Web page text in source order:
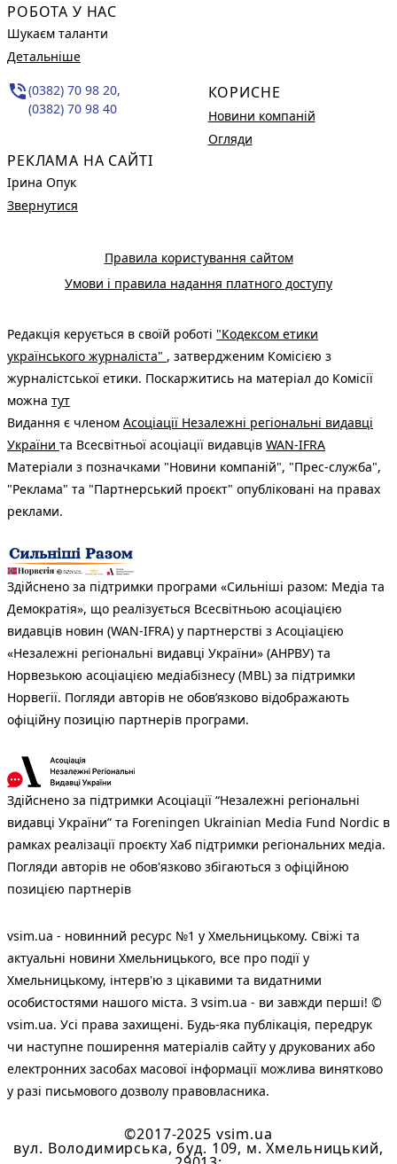
РОБОТА У НАС
Шукаєм таланти
Детальніше
phone_in_talk(0382) 70 98 20,
(0382) 70 98 40
РЕКЛАМА НА САЙТІ
Ірина Опук
Звернутися
КОРИСНЕ
Новини компаній
Огляди
Правила користування сайтом
Умови і правила надання платного доступу
Редакція керується в своїй роботі "Кодексом етики
українського журналіста" , затвердженим Комісією з
журналістської етики. Поскаржитись на матеріал до Комісії
можна тут
Видання є членом Асоціації Незалежні регіональні видавці
України та Всесвітньої асоціації видавців WAN-IFRA
Матеріали з позначками "Новини компаній", "Прес-служба",
"Реклама" та "Партнерський проєкт" опубліковані на правах
реклами.
Здійснено за підтримки програми «Сильніші разом: Медіа та
Демократія», що реалізується Всесвітньою асоціацією
видавців новин (WAN-IFRA) у партнерстві з Асоціацією
«Незалежні регіональні видавці України» (АНРВУ) та
Норвезькою асоціацією медіабізнесу (MBL) за підтримки
Норвегії. Погляди авторів не обов’язково відображають
офіційну позицію партнерів програми.
Здійснено за підтримки Асоціації “Незалежні регіональні
видавці України” та Foreningen Ukrainian Media Fund Nordic в
рамках реалізації проєкту Хаб підтримки регіональних медіа.
Погляди авторів не обов'язково збігаються з офіційною
позицією партнерів
vsim.ua - новинний ресурс №1 у Хмельницькому. Свіжі та
актуальні новини Хмельницького, все про події у
Хмельницькому, інтерв'ю з цікавими та видатними
особистостями нашого міста. З vsim.ua - ви завжди перші! ©
vsim.ua. Усі права захищені. Будь-яка публiкацiя, передрук
чи наступне поширення матеріалів сайту у друкованих або
електронних засобах масової інформації можлива винятково
у разі письмового дозволу правовласника.
©2017-2025 vsim.ua
вул. Володимирська, буд. 109, м. Хмельницький,